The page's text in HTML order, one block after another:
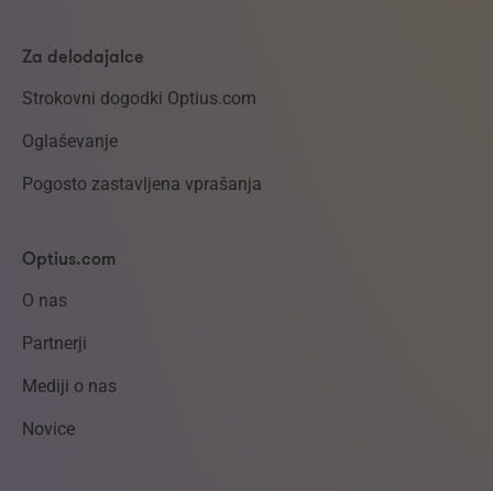
Za delodajalce
Strokovni dogodki Optius.com
Oglaševanje
Pogosto zastavljena vprašanja
Optius.com
O nas
Partnerji
Mediji o nas
Novice